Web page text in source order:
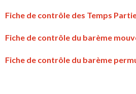
Fiche de contrôle des Temps
Fiche de contrôle du barème
Fiche de contrôle du barème